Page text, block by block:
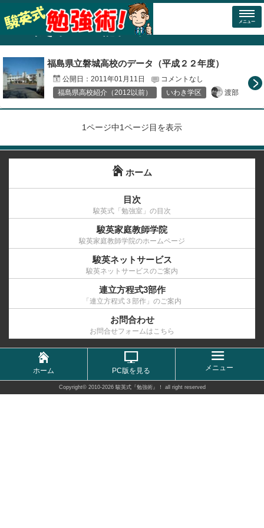
メニュー
トップページ 福島県高校紹介（2012以前）
「 いわき学区」の記事一覧
福島県立磐城高校のデータ（平成２２年度）
公開日： 2011年01月11日
コメントなし
福島県高校紹介（2012以前）
いわき学区 渡部
1ページ中1ページ目を表示
ホーム
目次
駿英式「勉強室」の目次
駿英家庭教師学院
駿英家庭教師学院のホームページ
駿英ネットサービス
駿英ネットサービスのご案内
連立方程式3部作
「連立方程式３部作」のご案内
お問合わせ
お問合せフォームはこちら
ホーム PC版を見る メニュー
Copyright© 2010-2026 駿英式『勉強術』！ all right reserved